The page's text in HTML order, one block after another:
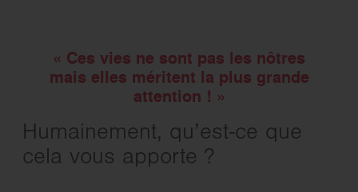
« Ces vies ne sont pas les nôtres
mais elles méritent la plus grande
attention ! »
Humainement, qu’est-ce que
cela vous apporte ?